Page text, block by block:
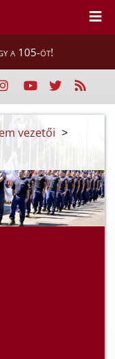
a 105-öt!
vezetői >